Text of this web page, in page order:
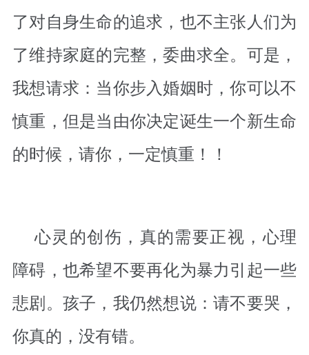
了对自身生命的追求，也不主张人们为
了维持家庭的完整，委曲求全。可是，
我想请求：当你步入婚姻时，你可以不
慎重，但是当由你决定诞生一个新生命
的时候，请你，一定慎重！！
心灵的创伤，真的需要正视，心理
障碍，也希望不要再化为暴力引起一些
悲剧。孩子，我仍然想说：请不要哭，
你真的，没有错。